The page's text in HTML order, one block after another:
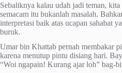
Sebaliknya kalau udah jadi teman,
semacam itu bukanlah masalah.
interpretasi baik atas ucapan sahabat
buruk.
Umar bin Khattab pernah membakar
karena menutup pintu disiang hari.
“Woi ngapain! Kurang ajar loh” bag-